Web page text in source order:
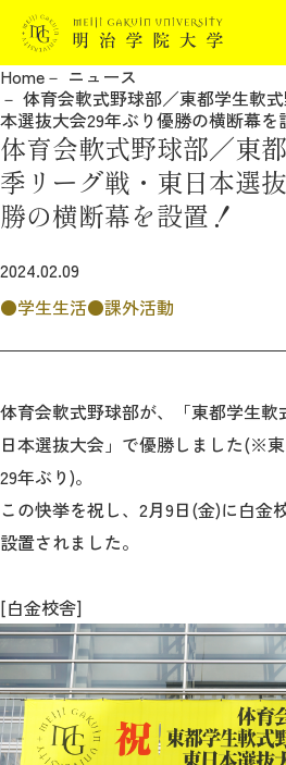
在学生
卒業生
保証人
企業・
受験生の方
報道関係の方
明治学院大学について
教育
研究
学生生活
留学・国際交流
キャリア
ボランティア
Home
ニュース
体育会軟式野球部／東都学生軟
本選抜大会29年ぶり優勝の横断幕を
体育会軟式野球部／東
季リーグ戦・東日本選
勝の横断幕を設置！
2024.02.09
学生生活
課外活動
体育会軟式野球部が、「東都学生
日本選抜大会」で優勝しました(※
29年ぶり)。
この快挙を祝し、2月9日(金)に白金
設置されました。
[白金校舎]